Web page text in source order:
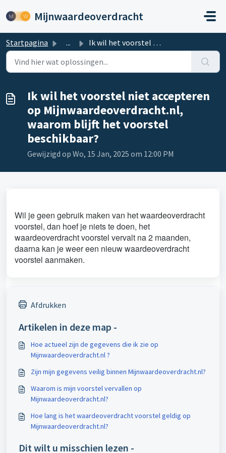
Mijnwaardeoverdracht
Startpagina ... Ik wil het voorstel niet accepteren op Mijnwaardeoverdrac...
Ik wil het voorstel niet accepteren
op Mijnwaardeoverdracht.nl,
waarom blijft het voorstel
beschikbaar?
Gewijzigd op Wo, 15 Jan, 2025 om 12:00 PM
Wil je geen gebruik maken van het waardeoverdracht
voorstel, dan hoef je niets te doen, het
waardeoverdracht voorstel vervalt na 2 maanden,
daarna kan je weer een nieuw waardeoverdracht
voorstel aanmaken.
Afdrukken
Artikelen in deze map -
Hoe actueel zijn de gegevens die ik zie op
Mijnwaardeoverdracht.nl ?
Zijn mijn gegevens veilig binnen Mijnwaardeoverdracht.nl?
Waarom is mijn voorstel vervallen op
Mijnwaardeoverdracht.nl?
Hoe lang is het waardeoverdracht voorstel geldig op
Mijnwaardeoverdracht.nl?
Dit wilt u misschien lezen -